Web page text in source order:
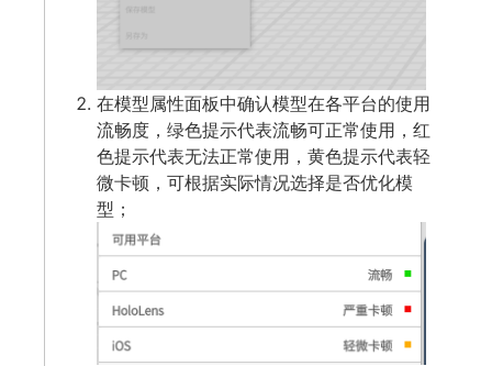
在模型属性面板中确认模型在各平台的使用
流畅度，绿色提示代表流畅可正常使用，红
色提示代表无法正常使用，黄色提示代表轻
微卡顿，可根据实际情况选择是否优化模
型；